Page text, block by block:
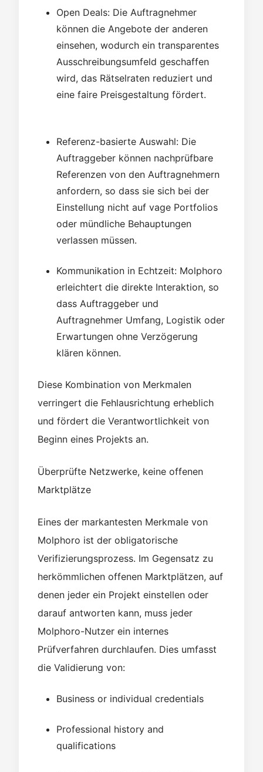
Open Deals: Die Auftragnehmer
können die Angebote der anderen
einsehen, wodurch ein transparentes
Ausschreibungsumfeld geschaffen
wird, das Rätselraten reduziert und
eine faire Preisgestaltung fördert.
Referenz-basierte Auswahl: Die
Auftraggeber können nachprüfbare
Referenzen von den Auftragnehmern
anfordern, so dass sie sich bei der
Einstellung nicht auf vage Portfolios
oder mündliche Behauptungen
verlassen müssen.
Kommunikation in Echtzeit: Molphoro
erleichtert die direkte Interaktion, so
dass Auftraggeber und
Auftragnehmer Umfang, Logistik oder
Erwartungen ohne Verzögerung
klären können.
Diese Kombination von Merkmalen
verringert die Fehlausrichtung erheblich
und fördert die Verantwortlichkeit von
Beginn eines Projekts an.
Überprüfte Netzwerke, keine offenen
Marktplätze
Eines der markantesten Merkmale von
Molphoro ist der obligatorische
Verifizierungsprozess. Im Gegensatz zu
herkömmlichen offenen Marktplätzen, auf
denen jeder ein Projekt einstellen oder
darauf antworten kann, muss jeder
Molphoro-Nutzer ein internes
Prüfverfahren durchlaufen. Dies umfasst
die Validierung von:
Business or individual credentials
Professional history and
qualifications